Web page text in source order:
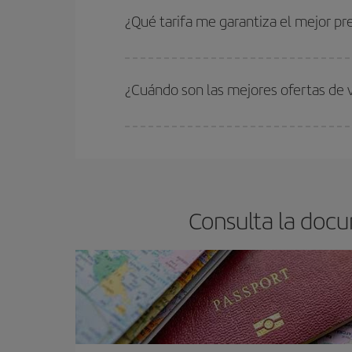
estén disponibles o se vayan agotando. Por eso,
¿Qué tarifa me garantiza el mejor
¿Cuándo son las mejores ofertas de
Consulta la